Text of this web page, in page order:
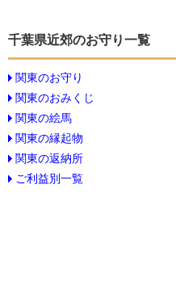
千葉県近郊のお守り一覧
関東のお守り
関東のおみくじ
関東の絵馬
関東の縁起物
関東の返納所
ご利益別一覧